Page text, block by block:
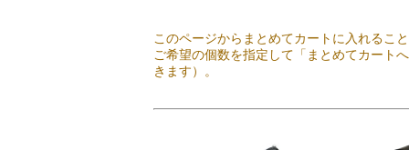
このページからまとめてカートに入れるこ
ご希望の個数を指定して「まとめてカート
きます）。